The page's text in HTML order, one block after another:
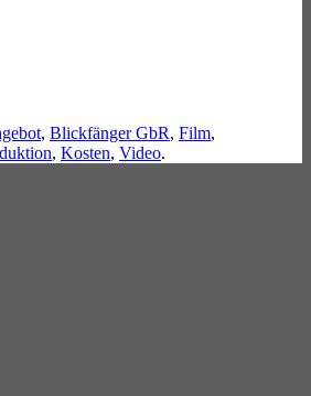
, Blickfänger GbR, Film,
, Kosten, Video.